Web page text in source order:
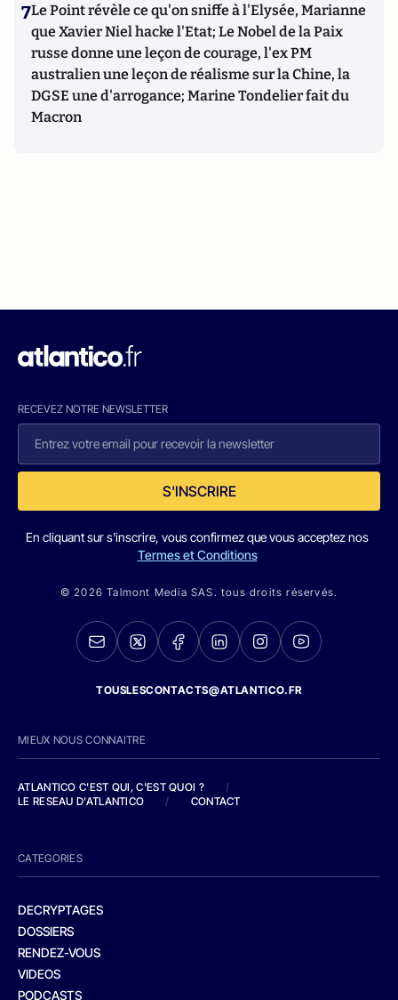
7Le Point révèle ce qu'on sniffe à l'Elysée, Marianne
que Xavier Niel hacke l'Etat; Le Nobel de la Paix
russe donne une leçon de courage, l'ex PM
australien une leçon de réalisme sur la Chine, la
DGSE une d'arrogance; Marine Tondelier fait du
Macron
RECEVEZ NOTRE NEWSLETTER
S'INSCRIRE
En cliquant sur s'inscrire, vous confirmez que vous acceptez nos
Termes et Conditions
© 2026 Talmont Media SAS. tous droits réservés.
TOUSLESCONTACTS@ATLANTICO.FR
MIEUX NOUS CONNAITRE
ATLANTICO C'EST QUI, C'EST QUOI ?
/
LE RESEAU D'ATLANTICO
/ CONTACT
CATEGORIES
DECRYPTAGES
DOSSIERS
RENDEZ-VOUS
VIDEOS
PODCASTS